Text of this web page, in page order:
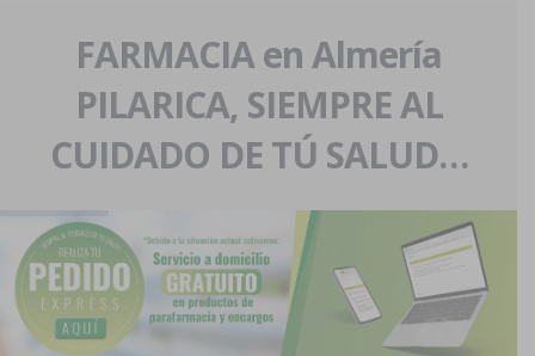
La farmacia
Nuestra historia
Nuestro equipo
Eventos
Servicios y reservas
Pedidos express
Blog
Contacto
FARMACIA en Almería
PILARICA, SIEMPRE AL
CUIDADO DE TÚ SALUD…